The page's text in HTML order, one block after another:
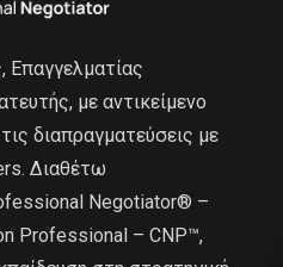
Επαγγελματίας
με αντικείμενο
διαπραγματεύσεις με
Διαθέτω
Negotiator® –
Professional – CNP™,